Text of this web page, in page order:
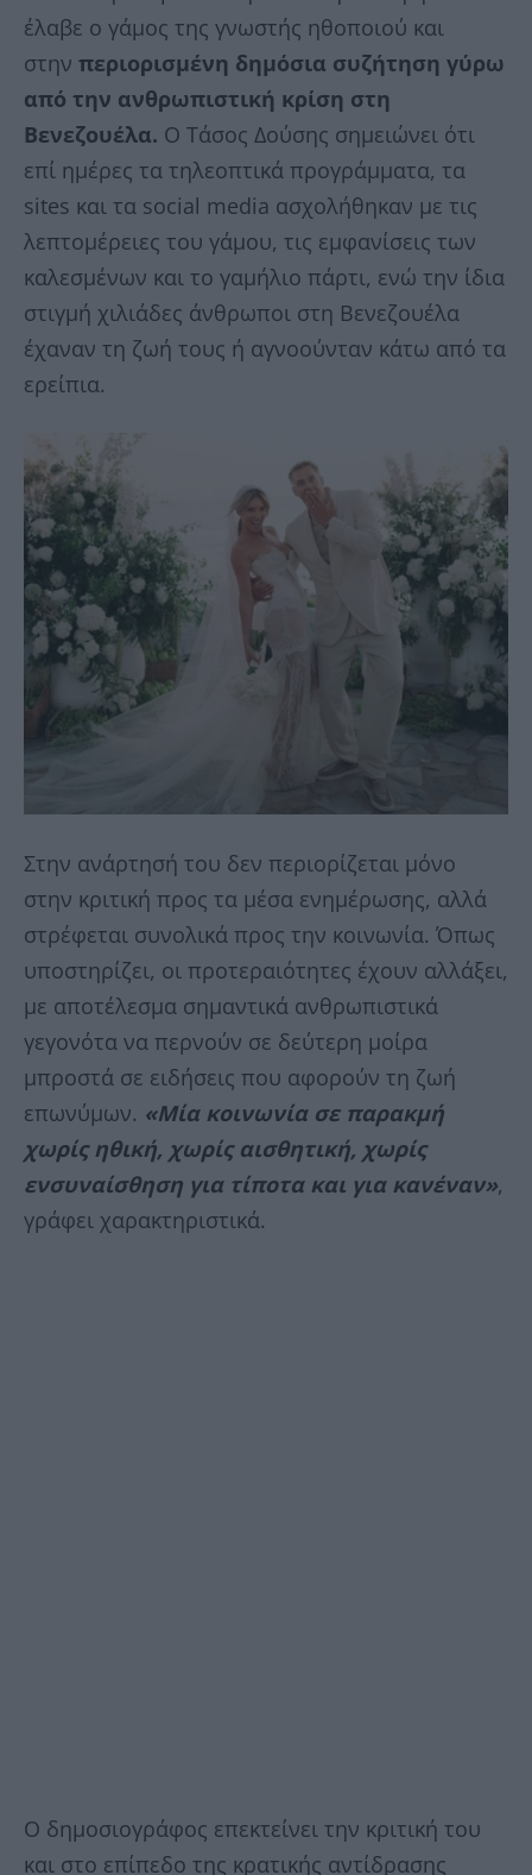
έλαβε ο γάμος της γνωστής ηθοποιού και
στην περιορισμένη δημόσια συζήτηση γύρω
από την ανθρωπιστική κρίση στη
Βενεζουέλα. Ο Τάσος Δούσης σημειώνει ότι
επί ημέρες τα τηλεοπτικά προγράμματα, τα
sites και τα social media ασχολήθηκαν με τις
λεπτομέρειες του γάμου, τις εμφανίσεις των
καλεσμένων και το γαμήλιο πάρτι, ενώ την ίδια
στιγμή χιλιάδες άνθρωποι στη Βενεζουέλα
έχαναν τη ζωή τους ή αγνοούνταν κάτω από τα
ερείπια.
Στην ανάρτησή του δεν περιορίζεται μόνο
στην κριτική προς τα μέσα ενημέρωσης, αλλά
στρέφεται συνολικά προς την κοινωνία. Όπως
υποστηρίζει, οι προτεραιότητες έχουν αλλάξει,
με αποτέλεσμα σημαντικά ανθρωπιστικά
γεγονότα να περνούν σε δεύτερη μοίρα
μπροστά σε ειδήσεις που αφορούν τη ζωή
επωνύμων. «Μία κοινωνία σε παρακμή
χωρίς ηθική, χωρίς αισθητική, χωρίς
ενσυναίσθηση για τίποτα και για κανέναν»,
γράφει χαρακτηριστικά.
Ο δημοσιογράφος επεκτείνει την κριτική του
και στο επίπεδο της κρατικής αντίδρασης